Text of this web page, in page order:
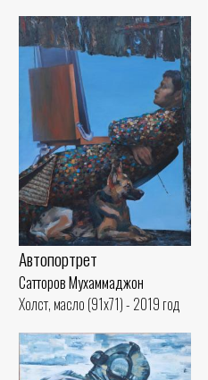
Автопортрет
Сатторов Мухаммаджон
Холст, масло (91x71) - 2019 год